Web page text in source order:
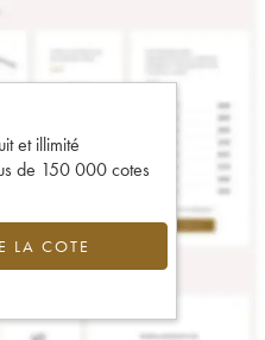
et illimité
de 150 000 cotes
LA COTE